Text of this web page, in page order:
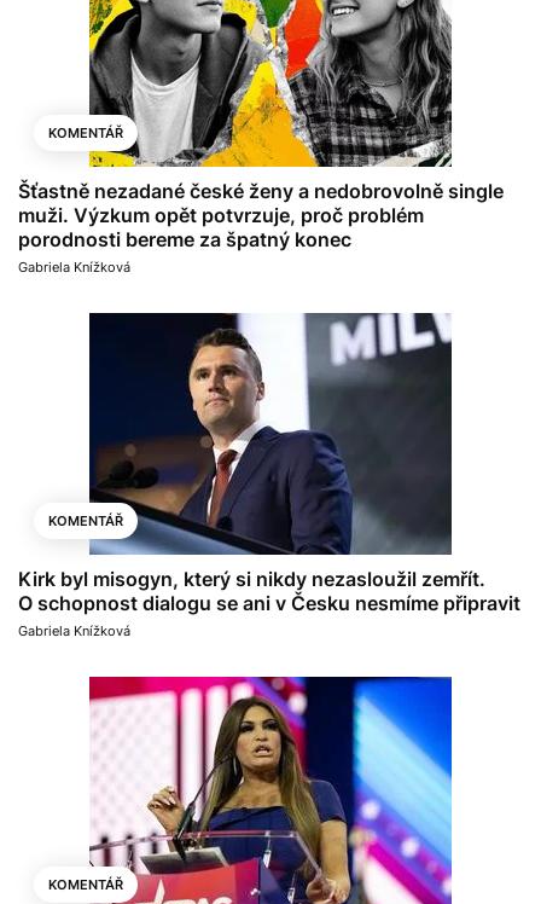
KOMENTÁŘ
Šťastně nezadané české ženy a nedobrovolně single
muži. Výzkum opět potvrzuje, proč problém
porodnosti bereme za špatný konec
Gabriela Knížková
KOMENTÁŘ
Kirk byl misogyn, který si nikdy nezasloužil zemřít.
O schopnost dialogu se ani v Česku nesmíme připravit
Gabriela Knížková
KOMENTÁŘ